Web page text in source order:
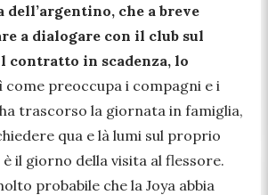
dell’argentino, che a breve
a dialogare con il club sul
contratto in scadenza, lo
come preoccupa i compagni e i
trascorso la giornata in famiglia,
qua e là lumi sul proprio
il giorno della visita al flessore.
probabile che la Joya abbia